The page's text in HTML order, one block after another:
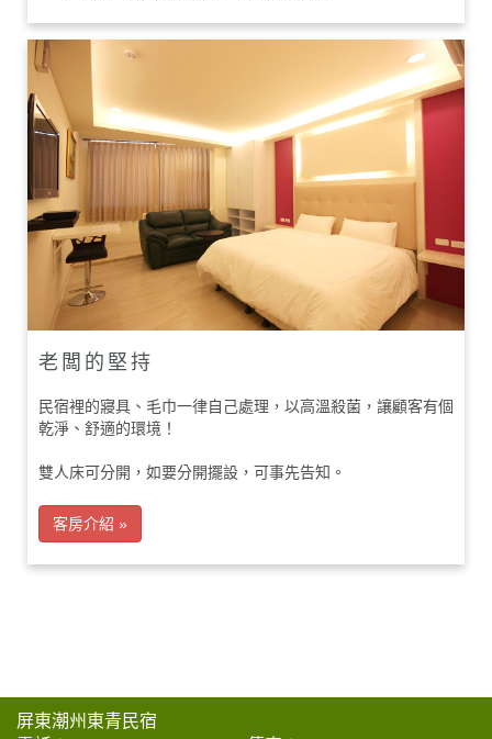
老闆的堅持
民宿裡的寢具、毛巾一律自己處理，以高溫殺菌，讓顧客有個
乾淨、舒適的環境！
雙人床可分開，如要分開擺設，可事先告知。
客房介紹 »
屏東潮州東青民宿